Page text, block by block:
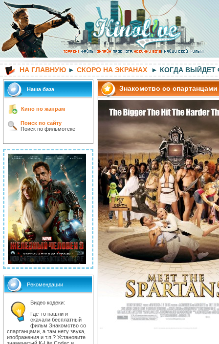
НА ГЛАВНУЮ ► СКОРО НА ЭКРАНАХ ► КОГДА ВЫЙДЕТ
Наша база
Кино по жанрам
Поиск по сайту
Поиск по фильмотеке
Рекомендации
Видео кодеки:
Где-то нашли и
скачали бесплатный
фильм Знакомство со
спартанцами, а там нету звука,
изображения и т.п.? Установите
Знакомство со спартанцами